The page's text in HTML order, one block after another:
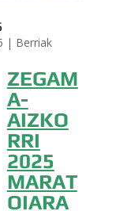
| Berriak
ZEGAM
A-
AIZKO
RRI
2025
MARAT
OIARA